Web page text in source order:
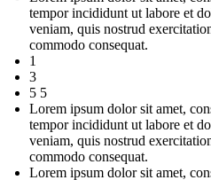
tempor incididunt ut labore et
veniam, quis nostrud
commodo consequat.
1
3
5 5
Lorem ipsum dolor sit amet,
tempor incididunt ut labore et
veniam, quis nostrud
commodo consequat.
Lorem ipsum dolor sit amet,